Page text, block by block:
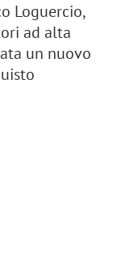
Loguercio,
ad alta
un nuovo